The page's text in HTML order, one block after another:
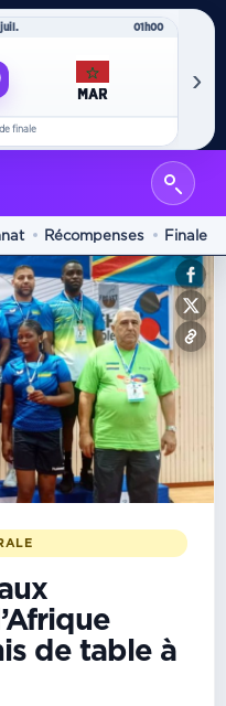
01h00
MAR
finale
›
Récompenses Finale
de table à